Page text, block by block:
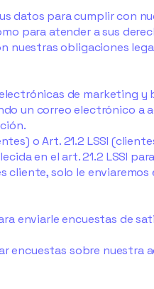
datos para cumplir con
para atender a sus
nuestras obligaciones
de marketing
un correo electrónico a
o Art. 21.2 LSSI
en el art. 21.2 LSSI
solo le
enviarle encuestas de
encuestas sobre